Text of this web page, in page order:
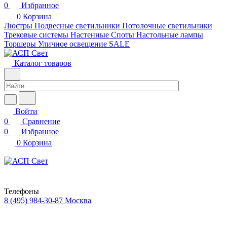
0
Избранное
0 Корзина
Люстры Подвесные светильники Потолочные светильники
Трековые системы Настенные Споты Настольные лампы
Торшеры Уличное освещение SALE
Каталог товаров
Войти
0
Сравнение
0
Избранное
0 Корзина
Телефоны
8 (495) 984-30-87 Москва